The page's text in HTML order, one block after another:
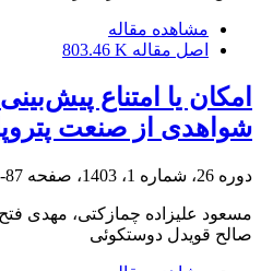
مشاهده مقاله
اصل مقاله 803.46 K
امکان یا امتناع
شواهدی از صنعت
دوره 26، شماره 1، 1403، صفحه 87-112
مسعود علیزاده چمازکتی، مهدی
صالح قویدل دوستکوئی